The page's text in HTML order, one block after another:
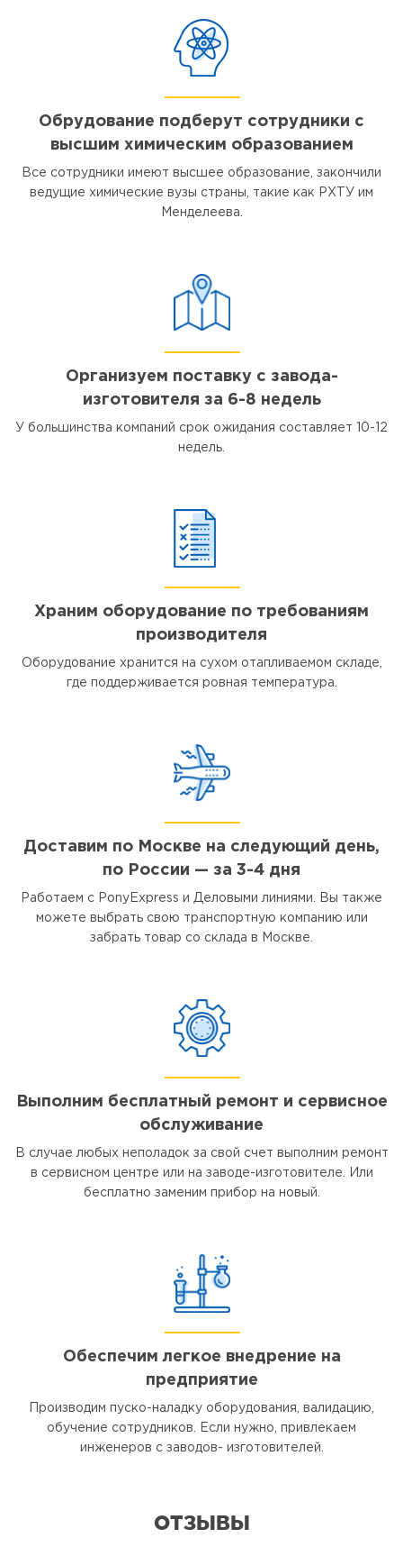
Обрудование подберут сотрудники с
высшим химическим образованием
Все сотрудники имеют высшее образование, закончили
ведущие химические вузы страны, такие как РХТУ им
Менделеева.
Организуем поставку с завода-
изготовителя за 6-8 недель
У большинства компаний срок ожидания составляет 10-12
недель.
Храним оборудование по требованиям
производителя
Оборудование хранится на сухом отапливаемом складе,
где поддерживается ровная температура.
Доставим по Москве на следующий день,
по России — за 3-4 дня
Работаем с PonyExpress и Деловыми линиями. Вы также
можете выбрать свою транспортную компанию или
забрать товар со склада в Москве.
Выполним бесплатный ремонт и сервисное
обслуживание
В случае любых неполадок за свой счет выполним ремонт
в сервисном центре или на заводе-изготовителе. Или
бесплатно заменим прибор на новый.
Обеспечим легкое внедрение на
предприятие
Производим пуско-наладку оборудования, валидацию,
обучение сотрудников. Если нужно, привлекаем
инженеров с заводов- изготовителей.
ОТЗЫВЫ